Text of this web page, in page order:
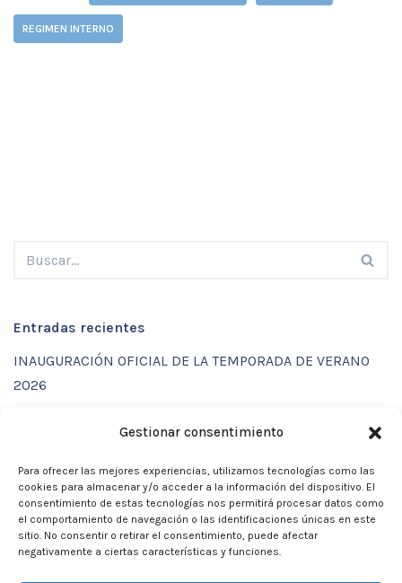
Gestionar consentimiento
Para ofrecer las mejores experiencias, utilizamos tecnologías como las
cookies para almacenar y/o acceder a la información del dispositivo. El
consentimiento de estas tecnologías nos permitirá procesar datos como
el comportamiento de navegación o las identificaciones únicas en este
sitio. No consentir o retirar el consentimiento, puede afectar
negativamente a ciertas características y funciones.
REGIMEN INTERNO
Entradas recientes
INAUGURACIÓN OFICIAL DE LA TEMPORADA DE VERANO
2026
CALENDARIO DE ACTIVIDADES VERANO 2026 – CLUB
MARTIA 86
ACTIVIDADES DE VERANO 2026